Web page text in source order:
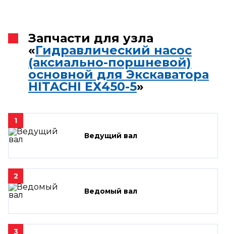
Запчасти для узла
«Гидравлический насос
(аксиально-поршневой)
основной для Экскаватора
HITACHI ЕХ450-5»
1
Ведущий вал
2
Ведомый вал
3